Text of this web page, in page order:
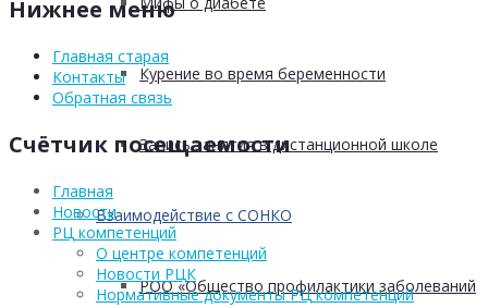
Курение во время беременности
Запись занятия в дистанционной школе
Взаимодействие с СОНКО
РОО «Общество профилактики заболеваний
Нижнее меню
Главная старая
Контакты
Обратная связь
Счётчик посещаемости
Главная
Новости
РЦ компетенций
О центре компетенций
Новости РЦК
Нормативные документы РЦ компетенций